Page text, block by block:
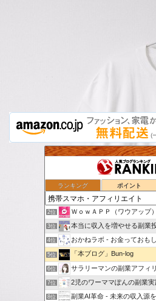
ランキング ポイント
1位 スマホでポイ活
2位 ＷｏｗＡＰＰ（ワウアップ
3位 本当に収入を増やせる副業
4位 おかねラボ - お金っておもしろ
5位 「本ブログ」Bun-log
6位 サラリーマンの副業アフィ
7位 2児のワーママぽんの副業実践記 -
8位 副業AI革命 - 未来の収入源